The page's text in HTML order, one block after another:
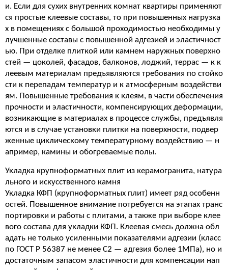
и. Если для сухих внутренних комнат квартиры применяют
ся простые клеевые составы, то при повышенных нагрузка
х в помещениях с большой проходимостью необходимы у
лучшенные составы с повышенной адгезией и эластичност
ью. При отделке плиткой или камнем наружных поверхно
стей — цоколей, фасадов, балконов, лоджий, террас — к к
леевым материалам предъявляются требования по стойко
сти к перепадам температур и к атмосферным воздействи
ям. Повышенные требования к клеям, в части обеспечения
прочности и эластичности, компенсирующих деформации,
возникающие в материалах в процессе службы, предъявля
ются и в случае установки плитки на поверхности, подвер
женные циклическому температурному воздействию — н
апример, камины и обогреваемые полы.
Укладка крупноформатных плит из керамогранита, натура
льного и искусственного камня
Укладка КФП (крупноформатных плит) имеет ряд особенн
остей. Повышенное внимание потребуется на этапах транс
портировки и работы с плитами, а также при выборе клее
вого состава для укладки КФП. Клеевая смесь должна обл
адать не только усиленными показателями адгезии (класс
по ГОСТ Р 56387 не менее С2 — адгезия более 1МПа), но и
достаточным запасом эластичности для компенсации нап